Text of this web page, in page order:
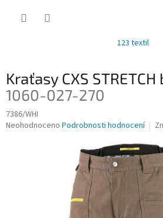
123 textil
Kraťasy CXS
1060-027-270
7386/WHI
Průměrné
Neohodnoceno Podrobnosti hodnocení